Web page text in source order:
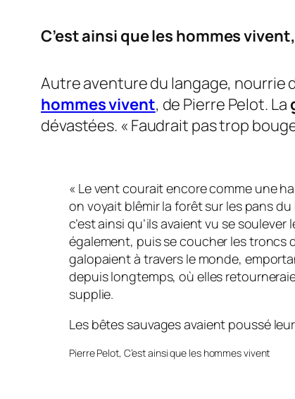
C’est ainsi que les hommes vivent
Autre aventure du langage, nourrie
hommes vivent, de Pierre Pelot. La
dévastées. « Faudrait pas trop
« Le vent courait encore comme une
on voyait blêmir la forêt sur les pans
c’est ainsi qu’ils avaient vu se
également, puis se coucher les troncs
galopaient à travers le monde,
depuis longtemps, où elles
supplie.
Les bêtes sauvages avaient poussé
Pierre Pelot, C’est ainsi que les hommes vivent